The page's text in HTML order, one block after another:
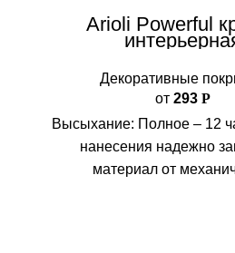
Arioli Powerful
Декоративные
от293Р
Высыхание: Полное – 12
нанесения надежно
материал от